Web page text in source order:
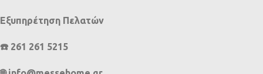
Εξυπηρέτηση Πελατών
☎️ 261 261 5215